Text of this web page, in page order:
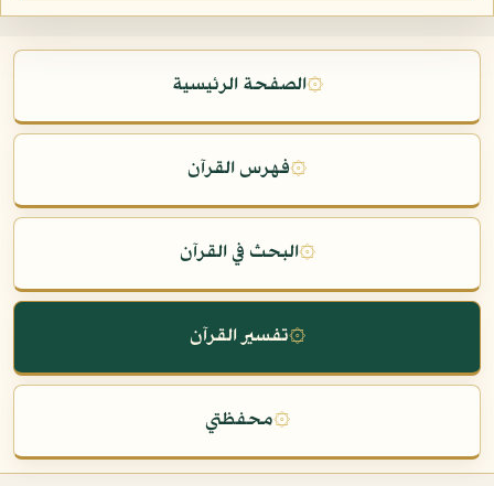
۞الصفحة الرئيسية
۞فهرس القرآن
۞البحث في القرآن
۞تفسير القرآن
۞محفظتي